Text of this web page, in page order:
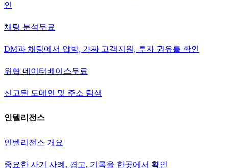
인
채팅 분석무료
DM과 채팅에서 압박, 가짜 고객지원, 투자 권유를 확인
위협 데이터베이스무료
신고된 도메인 및 주소 탐색
인텔리전스
인텔리전스 개요
중요한 사기 사례, 경고, 기록을 한곳에서 확인